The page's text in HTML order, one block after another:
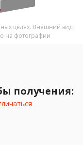
целях. Внешний вид
на фотографии
получения: